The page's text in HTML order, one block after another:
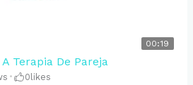
00:19
Terapia De Pareja
• 0likes